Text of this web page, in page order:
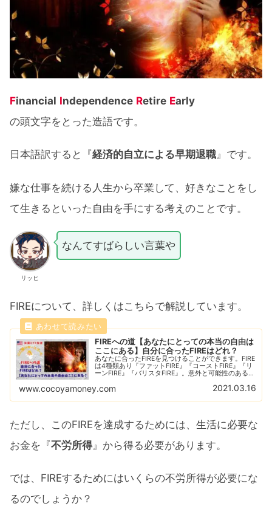
Financial Independence Retire Early
の頭文字をとった造語です。
日本語訳すると『経済的自立による早期退職』です。
嫌な仕事を続ける人生から卒業して、好きなことをし
て生きるといった自由を手にする考えのことです。
リッヒ
なんてすばらしい言葉や
FIREについて、詳しくはこちらで解説しています。
FIREへの道【あなたにとっての本当の自由は
ここにある】自分に合ったFIREはどれ？
あなたに合ったFIREを見つけることができます。FIRE
は4種類あり『ファットFIRE』『コーストFIRE』『リ
ーンFIRE』『バリスタFIRE』。意外と可能性のあるサ
よる不労所得を作ろう！
www.cocoyamoney.com 2021.03.16
ただし、このFIREを達成するためには、生活に必要な
お金を『不労所得』から得る必要があります。
では、FIREするためにはいくらの不労所得が必要にな
るのでしょうか？